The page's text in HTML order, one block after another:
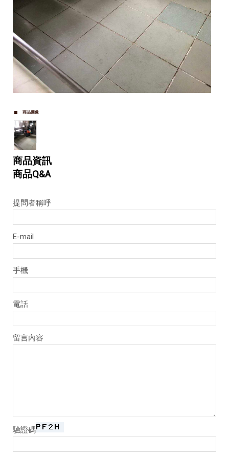
商品圖像
商品資訊
商品Q&A
提問者稱呼
E-mail
手機
電話
留言內容
驗證碼